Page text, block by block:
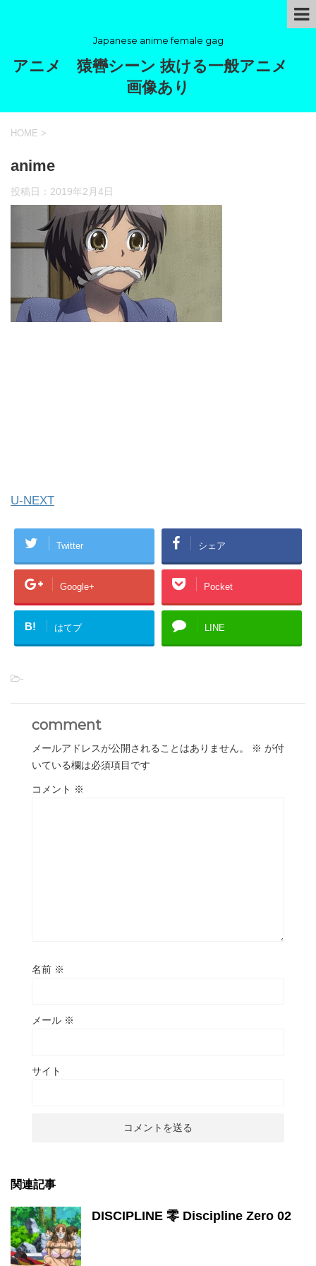
Japanese anime female gag
アニメ 猿轡シーン 抜ける一般アニメ
画像あり
HOME >
anime
投稿日： 2019年2月4日
U-NEXT
Twitter シェア
Google+ Pocket
B! はてブ LINE
-
comment
メールアドレスが公開されることはありません。 ※ が付
いている欄は必須項目です
コメント ※
名前 ※
メール ※
サイト
関連記事
DISCIPLINE 零 Discipline Zero 02